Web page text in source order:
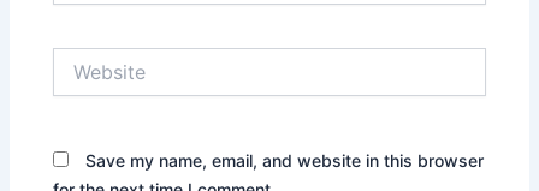
Save my name, email, and website in this browser